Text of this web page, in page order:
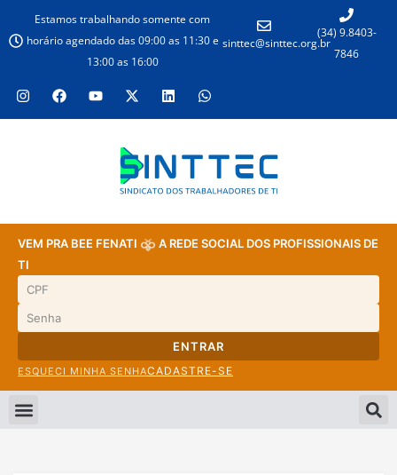
Estamos trabalhando somente com
horário agendado das 09:00 as 11:30 e
13:00 as 16:00
sinttec@sinttec.org.br
(34) 9.8403-
7846
VEM PRA BEE FENATI
A REDE SOCIAL DOS PROFISSIONAIS DE
TI
ENTRAR
ESQUECI MINHA SENHACADASTRE-SE